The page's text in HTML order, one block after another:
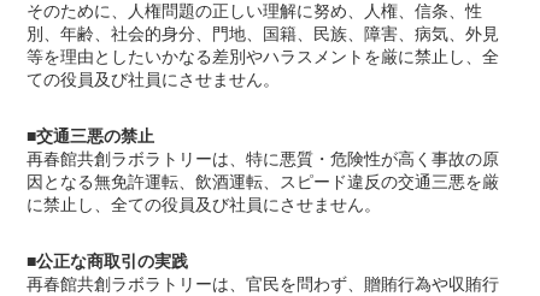
そのために、人権問題の正しい理解に努め、人権、信条、性
別、年齢、社会的身分、門地、国籍、民族、障害、病気、外見
等を理由としたいかなる差別やハラスメントを厳に禁止し、全
ての役員及び社員にさせません。
■交通三悪の禁止
再春館共創ラボラトリーは、特に悪質・危険性が高く事故の原
因となる無免許運転、飲酒運転、スピード違反の交通三悪を厳
に禁止し、全ての役員及び社員にさせません。
■公正な商取引の実践
再春館共創ラボラトリーは、官民を問わず、贈賄行為や収賄行